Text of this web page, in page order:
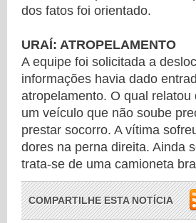
dos fatos foi orientado.
URAÍ: ATROPELAMENTO
A equipe foi solicitada a
informações havia dado
atropelamento. O qual
um veículo que não soube
prestar socorro. A vítima
dores na perna direita. Ainda
trata-se de uma camioneta
COMPARTILHE ESTA NOTÍCIA